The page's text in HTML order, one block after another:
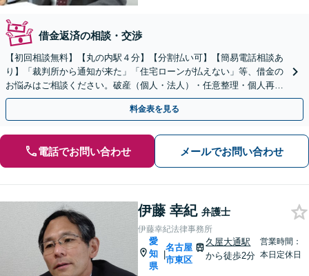
借金返済の相談・交渉
【初回相談無料】【丸の内駅４分】【分割払い可】【簡易電話相談あ
り】「裁判所から通知が来た」「住宅ローンが払えない」等、借金の
お悩みはご相談ください。破産（個人・法人）・任意整理・個人再生
等、ご意向に配慮しつつ最良の解決を追求します。
料金表を見る
電話でお問い合わせ メールでお問い合わせ
伊藤 幸紀 弁護士
伊藤幸紀法律事務所
愛
知
県
|
名古屋
市東区
久屋大通駅
から徒歩2分
営業時間：
本日定休日